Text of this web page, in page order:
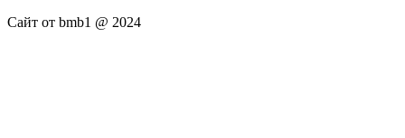
Сайт от bmb1 @ 2024